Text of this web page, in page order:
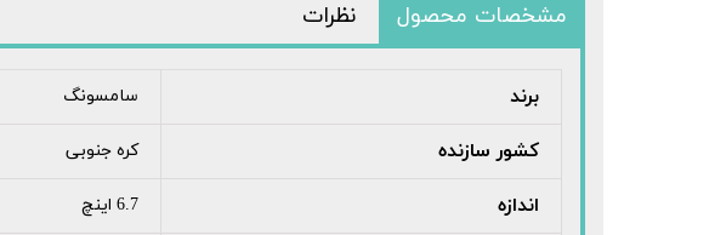
مشخصات محصول نظرات
برند سامسونگ
کشور سازنده کره جنوبی
اندازه 6.7 اینچ